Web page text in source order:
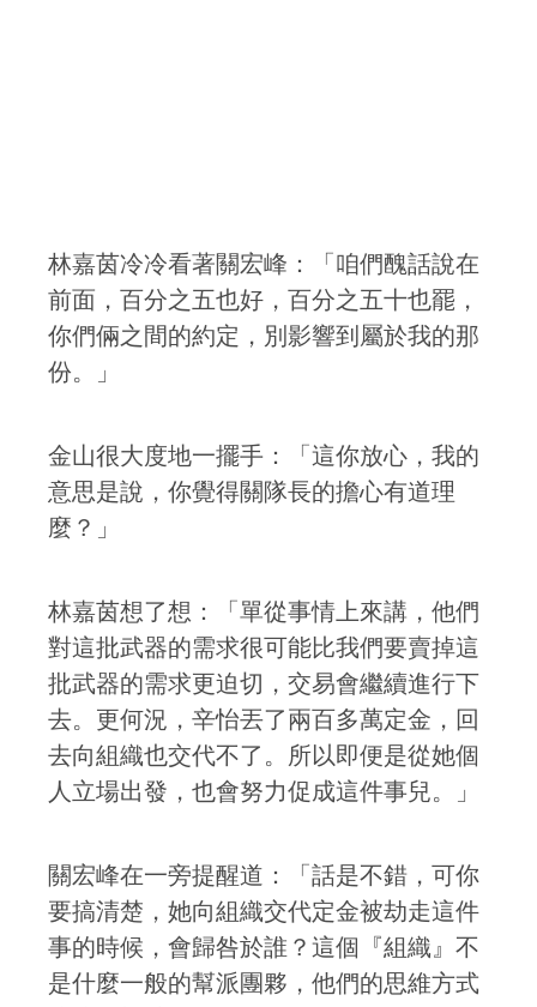
林嘉茵冷冷看著關宏峰：「咱們醜話說在
前面，百分之五也好，百分之五十也罷，
你們倆之間的約定，別影響到屬於我的那
份。」
金山很大度地一擺手：「這你放心，我的
意思是說，你覺得關隊長的擔心有道理
麼？」
林嘉茵想了想：「單從事情上來講，他們
對這批武器的需求很可能比我們要賣掉這
批武器的需求更迫切，交易會繼續進行下
去。更何況，辛怡丟了兩百多萬定金，回
去向組織也交代不了。所以即便是從她個
人立場出發，也會努力促成這件事兒。」
關宏峰在一旁提醒道：「話是不錯，可你
要搞清楚，她向組織交代定金被劫走這件
事的時候，會歸咎於誰？這個『組織』不
是什麼一般的幫派團夥，他們的思維方式